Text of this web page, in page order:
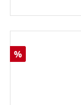
Rabatt
%